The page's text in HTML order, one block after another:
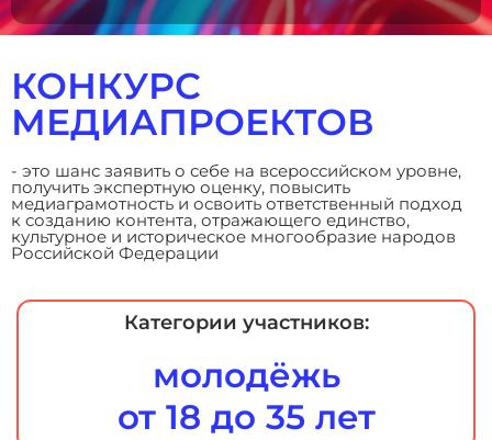
КОНКУРС
МЕДИАПРОЕКТОВ
- это шанс заявить о себе на всероссийском уровне,
получить экспертную оценку, повысить
медиаграмотность и освоить ответственный подход
к созданию контента, отражающего единство,
культурное и историческое многообразие народов
Российской Федерации
Категории участников:
молодёжь
от 18 до 35 лет